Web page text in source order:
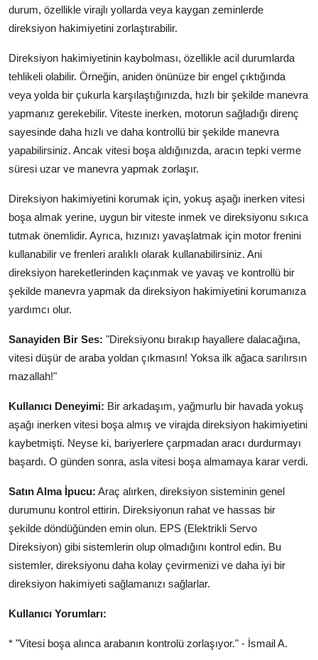
durum, özellikle virajlı yollarda veya kaygan zeminlerde
direksiyon hakimiyetini zorlaştırabilir.
Direksiyon hakimiyetinin kaybolması, özellikle acil durumlarda
tehlikeli olabilir. Örneğin, aniden önünüze bir engel çıktığında
veya yolda bir çukurla karşılaştığınızda, hızlı bir şekilde manevra
yapmanız gerekebilir. Viteste inerken, motorun sağladığı direnç
sayesinde daha hızlı ve daha kontrollü bir şekilde manevra
yapabilirsiniz. Ancak vitesi boşa aldığınızda, aracın tepki verme
süresi uzar ve manevra yapmak zorlaşır.
Direksiyon hakimiyetini korumak için, yokuş aşağı inerken vitesi
boşa almak yerine, uygun bir viteste inmek ve direksiyonu sıkıca
tutmak önemlidir. Ayrıca, hızınızı yavaşlatmak için motor frenini
kullanabilir ve frenleri aralıklı olarak kullanabilirsiniz. Ani
direksiyon hareketlerinden kaçınmak ve yavaş ve kontrollü bir
şekilde manevra yapmak da direksiyon hakimiyetini korumanıza
yardımcı olur.
Sanayiden Bir Ses: "Direksiyonu bırakıp hayallere dalacağına,
vitesi düşür de araba yoldan çıkmasın! Yoksa ilk ağaca sarılırsın
mazallah!"
Kullanıcı Deneyimi: Bir arkadaşım, yağmurlu bir havada yokuş
aşağı inerken vitesi boşa almış ve virajda direksiyon hakimiyetini
kaybetmişti. Neyse ki, bariyerlere çarpmadan aracı durdurmayı
başardı. O günden sonra, asla vitesi boşa almamaya karar verdi.
Satın Alma İpucu: Araç alırken, direksiyon sisteminin genel
durumunu kontrol ettirin. Direksiyonun rahat ve hassas bir
şekilde döndüğünden emin olun. EPS (Elektrikli Servo
Direksiyon) gibi sistemlerin olup olmadığını kontrol edin. Bu
sistemler, direksiyonu daha kolay çevirmenizi ve daha iyi bir
direksiyon hakimiyeti sağlamanızı sağlarlar.
Kullanıcı Yorumları:
* "Vitesi boşa alınca arabanın kontrolü zorlaşıyor." - İsmail A.